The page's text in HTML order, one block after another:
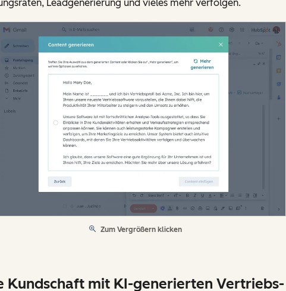
Leadgenerierung und vieles mehr verfolgen.
Zum Vergrößern klicken
Kundschaft mit KI-generierten Vertriebs-